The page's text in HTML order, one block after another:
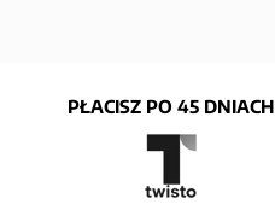
PŁACISZ PO 45 DNIACH